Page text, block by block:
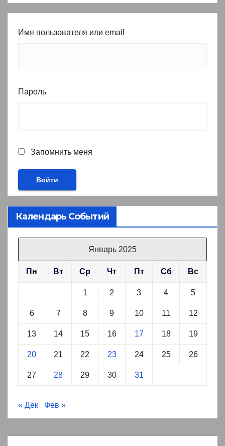
Имя пользователя или email
Пароль
Запомнить меня
Календарь Событий
Январь 2025
Пн Вт Ср Чт Пт Сб Вс
1 2 3 4 5
6 7 8 9 10 11 12
13 14 15 16 17 18 19
20 21 22 23 24 25 26
27 28 29 30 31
« Дек Фев »